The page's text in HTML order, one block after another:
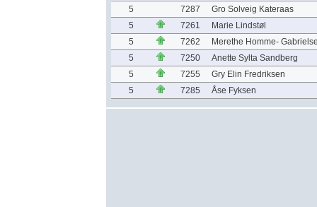
5
7287
Gro Solveig Kateraas
5
7261
Marie Lindstøl
5
7262
Merethe Homme-
5
7250
Anette Sylta Sandberg
5
7255
Gry Elin Fredriksen
5
7285 Åse Fyksen